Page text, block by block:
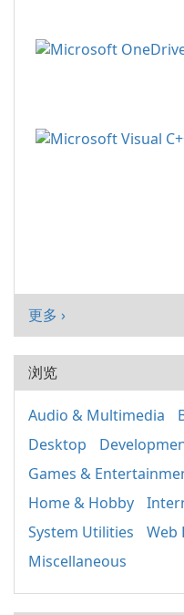
更多 ›
浏览
Audio & Multimedia
Desktop
Games &
Home & Hobby
System Utilities
Web
Miscellaneous